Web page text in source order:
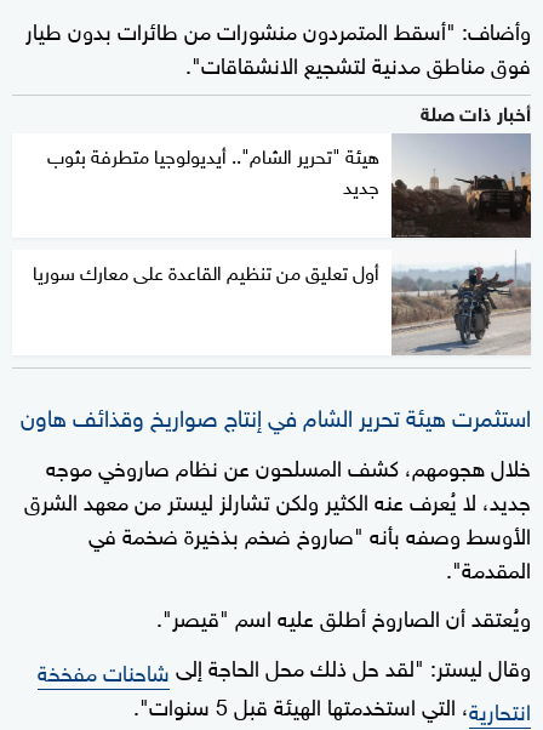
وأضاف: "أسقط المتمردون منشورات من طائرات بدون طيار
فوق مناطق مدنية لتشجيع الانشقاقات".
أخبار ذات صلة
هيئة "تحرير الشام".. أيديولوجيا متطرفة بثوب
جديد
أول تعليق من تنظيم القاعدة على معارك سوريا
استثمرت هيئة تحرير الشام في إنتاج صواريخ وقذائف هاون
خلال هجومهم، كشف المسلحون عن نظام صاروخي موجه
جديد، لا يُعرف عنه الكثير ولكن تشارلز ليستر من معهد الشرق
الأوسط وصفه بأنه "صاروخ ضخم بذخيرة ضخمة في
المقدمة".
ويُعتقد أن الصاروخ أطلق عليه اسم "قيصر".
وقال ليستر: "لقد حل ذلك محل الحاجة إلىشاحنات مفخخة
انتحارية، التي استخدمتها الهيئة قبل 5 سنوات".